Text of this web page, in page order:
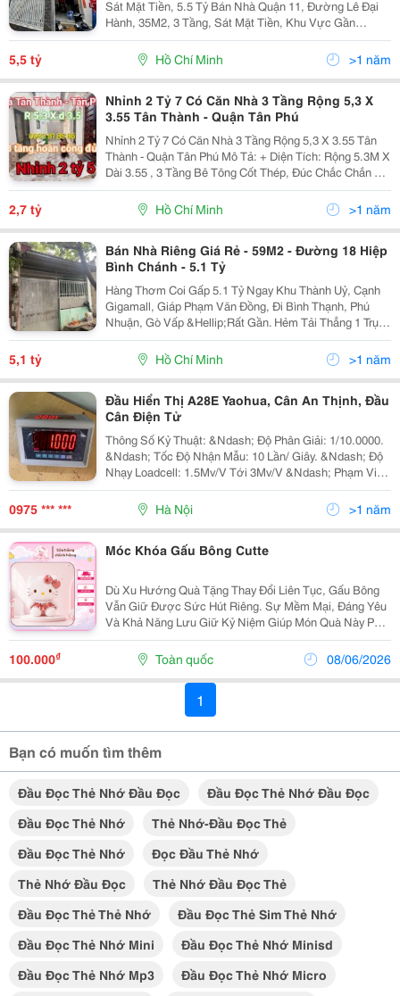
Sát Mặt Tiền, 5.5 Tỷ Bán Nhà Quận 11, Đường Lê Đại
Hành, 35M2, 3 Tầng, Sát Mặt Tiền, Khu Vực Gần
Đường 3 Tháng 2, Lãnh Binh Thăng, Nguyễn Thị Nhỏ,
Âu Cơ, Lotte Mart, Phó Cơ Điều Mô Tả: - Vị Trí...
5,5 tỷ Hồ Chí Minh >1 năm
Nhỉnh 2 Tỷ 7 Có Căn Nhà 3 Tầng Rộng 5,3 X
3.55 Tân Thành - Quận Tân Phú
Nhỉnh 2 Tỷ 7 Có Căn Nhà 3 Tầng Rộng 5,3 X 3.55 Tân
Thành - Quận Tân Phú Mô Tả: + Diện Tích: Rộng 5.3M X
Dài 3.55 , 3 Tầng Bê Tông Cốt Thép, Đúc Chắc Chắn +
Khúc Tân Thành - Âu Cơ, Sát Quận Tân Bình, Bàu Cát.
+ Nhà 3 Tầng Đẹp, Btct Chắc Chắn,...
2,7 tỷ Hồ Chí Minh >1 năm
Bán Nhà Riêng Giá Rẻ - 59M2 - Đường 18 Hiệp
Bình Chánh - 5.1 Tỷ
Hàng Thơm Coi Gấp 5.1 Tỷ Ngay Khu Thành Uỷ, Cạnh
Gigamall, Giáp Phạm Văn Đồng, Đi Bình Thạnh, Phú
Nhuận, Gò Vấp &Hellip;Rất Gần. Hẻm Tải Thẳng 1 Trục
Gần Mặt Tiền Đường Số 18. Diện Tích 59M2. Ngang
Đẹp 4.7M Hiện Trạng Nhà C4 Thuận Tiện Xây...
5,1 tỷ Hồ Chí Minh >1 năm
Đầu Hiển Thị A28E Yaohua, Cân An Thịnh, Đầu
Cân Điện Tử
Thông Số Kỷ Thuật: &Ndash; Độ Phân Giải: 1/10.0000.
&Ndash; Tốc Độ Nhận Mẫu: 10 Lần/ Giây. &Ndash; Độ
Nhạy Loadcell: 1.5Mv/V Tới 3Mv/V &Ndash; Phạm Vi
Cài Đặt 5Kg Đến 100000Kg. &Ndash; Màn Hình Hiển
Thị: 2 Màn Hình Hiển Thị Led Số Lớn...
0975 *** *** Hà Nội >1 năm
Móc Khóa Gấu Bông Cutte
Dù Xu Hướng Quà Tặng Thay Đổi Liên Tục, Gấu Bông
Vẫn Giữ Được Sức Hút Riêng. Sự Mềm Mại, Đáng Yêu
Và Khả Năng Lưu Giữ Kỷ Niệm Giúp Món Quà Này Phù
Hợp Với Nhiều Đối Tượng Khác Nhau. Từ Trẻ Em Đến
Người Trưởng Thành Đều Có Thể Tìm Thấy Một Mẫu
100.000₫ Toàn quốc 08/06/2026
1
Bạn có muốn tìm thêm
Đầu Đọc Thẻ Nhớ Đầu Đọc
Đầu Đọc Thẻ Nhớ Đầu Đọc
Đầu Đọc Thẻ Nhớ
Thẻ Nhớ-Đầu Đọc Thẻ
Đầu Đọc Thẻ Nhớ
Đọc Đầu Thẻ Nhớ
Thẻ Nhớ Đầu Đọc
Thẻ Nhớ Đầu Đọc Thẻ
Đầu Đọc Thẻ Thẻ Nhớ
Đầu Đọc Thẻ Sim Thẻ Nhớ
Đầu Đọc Thẻ Nhớ Mini
Đầu Đọc Thẻ Nhớ Minisd
Đầu Đọc Thẻ Nhớ Mp3
Đầu Đọc Thẻ Nhớ Micro